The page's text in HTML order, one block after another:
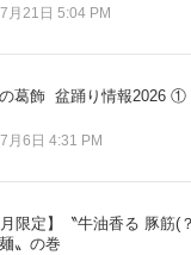
月21日 5:04 PM
葛飾 盆踊り情報2026
月6日 4:31 PM
月限定】〝牛油香る 豚筋(
〟の巻